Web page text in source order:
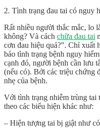
2. Tình trạng đau tai có nguy
Rất nhiều người thắc mắc, lo
không? Và cách chữa đau tai
cơn đau hiệu quả?”. Chỉ xuất
báo tình trạng bệnh nguy
cạnh đó, người bệnh cần lưu
(nếu có). Bởi các triệu chứng
nhẹ của bệnh.
Với tình trạng nhiễm trùng tai
theo các biểu hiện khác như:
– Hiện tượng tai bị giật như